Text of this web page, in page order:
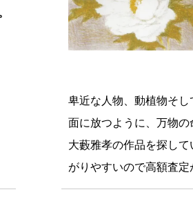
卑近な人物、動植物そ
面に放つように、万物の
大藪雅孝の作品を探し
がりやすいので高額査定